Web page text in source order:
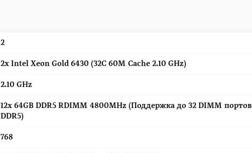
2
2x Intel Xeon Gold 6430 (32C 60M Cache 2.10 GHz)
2.10 GHz
12x 64GB DDR5 RDIMM 4800MHz (Поддержка до 32 DIMM портов
DDR5)
768